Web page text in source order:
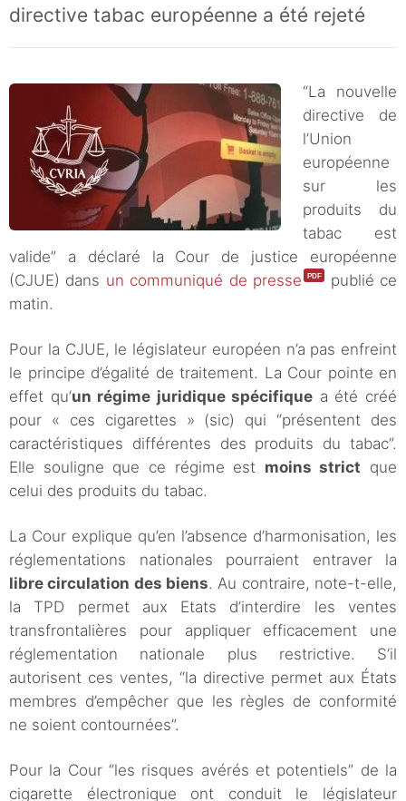
directive tabac européenne a été rejeté
“La nouvelle
directive de
l’Union
européenne
sur les
produits du
tabac est
valide” a déclaré la Cour de justice européenne
(CJUE) dans un communiqué de presse
publié ce
matin.
Pour la CJUE, le législateur européen n’a pas enfreint
le principe d’égalité de traitement. La Cour pointe en
effet qu’un régime juridique spécifique a été créé
pour « ces cigarettes » (sic) qui “présentent des
caractéristiques différentes des produits du tabac”.
Elle souligne que ce régime est moins strict que
celui des produits du tabac.
La Cour explique qu’en l’absence d’harmonisation, les
réglementations nationales pourraient entraver la
libre circulation des biens. Au contraire, note-t-elle,
la TPD permet aux Etats d’interdire les ventes
transfrontalières pour appliquer efficacement une
réglementation nationale plus restrictive. S’il
autorisent ces ventes, “la directive permet aux États
membres d’empêcher que les règles de conformité
ne soient contournées”.
Pour la Cour “les risques avérés et potentiels” de la
cigarette électronique ont conduit le législateur